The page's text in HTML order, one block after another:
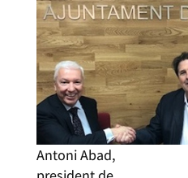
Antoni Abad,